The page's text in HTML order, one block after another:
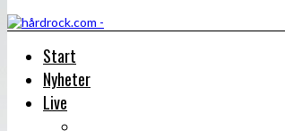
Start
Nyheter
Live